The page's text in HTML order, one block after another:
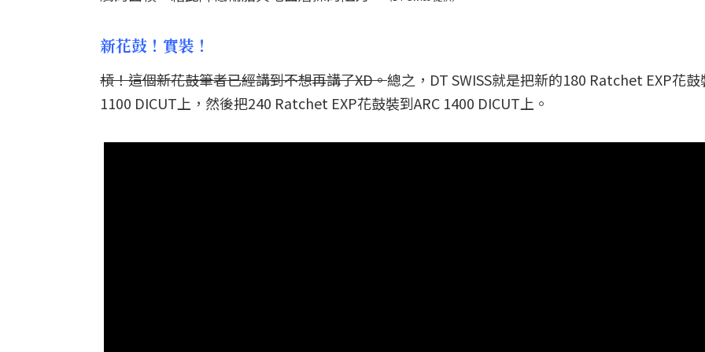
新花鼓！實裝！
槓！這個新花鼓筆者已經講到不想再講了XD。總之，DT SWISS就是把新的180 Ratchet EXP花鼓
1100 DICUT上，然後把240 Ratchet EXP花鼓裝到ARC 1400 DICUT上。